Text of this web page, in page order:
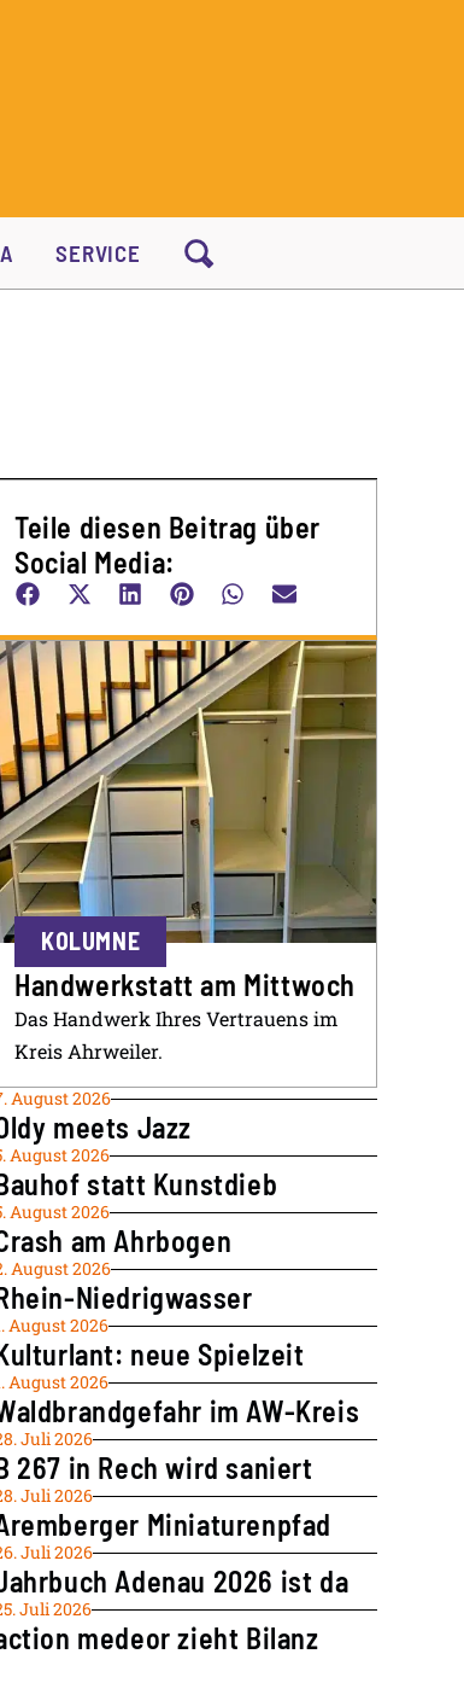
SERVICE
Teile diesen Beitrag über
Social Media:
KOLUMNE
Handwerkstatt am Mittwoch
Das Handwerk Ihres Vertrauens im
Kreis Ahrweiler.
August 2026
meets Jazz
August 2026
statt Kunstdieb
August 2026
am Ahrbogen
August 2026
Niedrigwasser
August 2026
neue Spielzeit
August 2026
im AW-Kreis
Juli 2026
267 in Rech wird saniert
Juli 2026
Miniaturenpfad
Juli 2026
Adenau 2026 ist da
Juli 2026
medeor zieht Bilanz